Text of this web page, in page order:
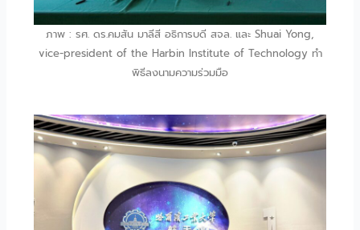
ภาพ : รศ. ดร.คมสัน มาลีสี อธิการบดี สจล. และ Shuai Yong,
vice-president of the Harbin Institute of Technology ทำ
พิธีลงนามความร่วมมือ